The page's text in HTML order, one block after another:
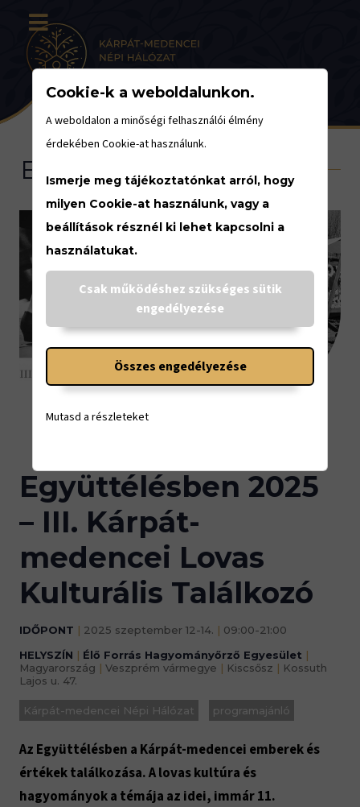
Eseménynaptár
<
12-14.
09:00-21:00
Együttélésben 2025
– III. Kárpát-
medencei Lovas
Kulturális Találkozó
IDŐPONT | 2025 szeptember 12-14. | 09:00-21:00
HELYSZÍN | Élő Forrás Hagyományőrző Egyesület |
Magyarország | Veszprém vármegye | Kiscsősz | Kossuth
Lajos u. 47.
Kárpát-medencei Népi Hálózat programajánló
Az Együttélésben a Kárpát-medencei emberek és
értékek találkozása. A lovas kultúra és
hagyományok a témája az idei, immár 11.
Cookie-k a weboldalunkon.
A weboldalon a minőségi felhasználói élmény
érdekében Cookie-at használunk.
Ismerje meg tájékoztatónkat arról, hogy
milyen Cookie-at használunk, vagy a
beállítások résznél ki lehet kapcsolni a
használatukat.
Csak működéshez szükséges sütik
engedélyezése
Összes engedélyezése
Mutasd a részleteket